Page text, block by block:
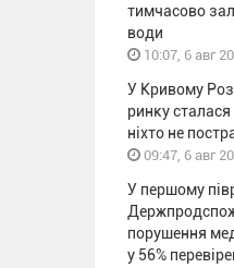
тимчасово
води
10:07, 6 авг
У Кривому
ринку
ніхто не
09:47, 6 авг
У першому
порушення
у 56%